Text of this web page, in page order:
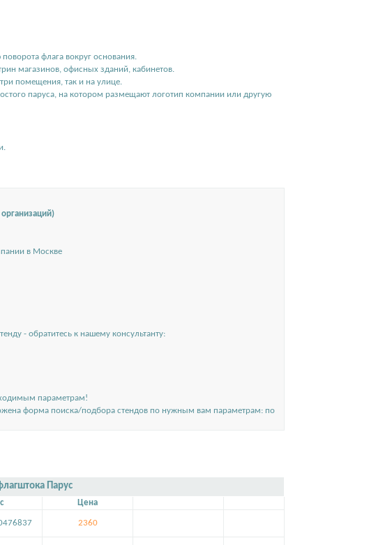
флага вокруг основания.
магазинов, офисных зданий, кабинетов.
помещения, так и на улице.
паруса, на котором размещают логотип компании или другую
в Москве
- обратитесь к нашему консультанту:
параметрам!
форма поиска/подбора стендов по нужным вам параметрам: по
Парус
Цена
2360